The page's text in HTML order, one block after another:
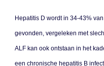
Hepatitis D wordt in 34-43%
gevonden, vergeleken met
ALF kan ook ontstaan in het
een chronische hepatitis B